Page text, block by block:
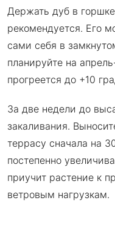
Держать дуб в
рекомендуется. Его
сами себя в
планируйте на
прогреется до +10
За две недели до
закаливания.
террасу сначала на
постепенно
приучит растение к
ветровым нагрузкам.